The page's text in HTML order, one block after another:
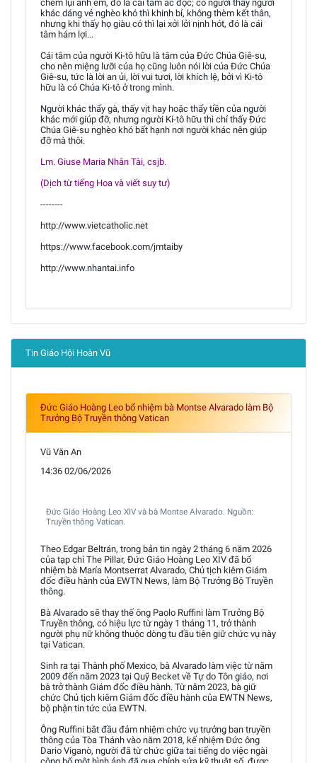
chém lụi anh em, đó là cái tâm ác độc; có người thấy người
khác dáng vẻ nghèo khó thì khinh bỉ, không thèm kết thân,
nhưng khi thấy họ giàu có thì lại xởi lởi nịnh hót, đó là cái
tâm hám lợi...
Cái tâm của người Ki-tô hữu là tâm của Đức Chúa Giê-su,
cho nên miệng lưỡi của họ cũng luôn nói lời của Đức Chúa
Giê-su, tức là lời an ủi, lời vui tươi, lời khích lệ, bởi vì Ki-tô
hữu là có Chúa Ki-tô ở trong mình.
Người khác thấy gà, thấy vịt hay hoặc thấy tiền của người
khác mới giúp đỡ, nhưng người Ki-tô hữu thì chỉ thấy Đức
Chúa Giê-su nghèo khó bất hạnh nơi người khác nên giúp
đỡ mà thôi.
Lm. Giuse Maria Nhân Tài, csjb.
(Dịch từ tiếng Hoa và viết suy tư)
--------
http://www.vietcatholic.net
https://www.facebook.com/jmtaiby
http://www.nhantai.info
Tin Giáo Hội Hoàn Vũ
Đức Giáo Hoàng Leo bổ nhiệm bà Montse Alvarado làm Bộ
Trưởng Bộ Truyền thông Vatican
Vũ Văn An
14:36 02/06/2026
Đức Giáo Hoàng Leo XIV và bà Montse Alvarado. Nguồn:
Truyền thông Vatican.
Theo Edgar Beltrán, trong bản tin ngày 2 tháng 6 năm 2026
của tạp chí The Pillar, Đức Giáo Hoàng Leo XIV đã bổ
nhiệm bà María Montserrat Alvarado, Chủ tịch kiêm Giám
đốc điều hành của EWTN News, làm Bộ Trưởng Bộ Truyền
thông.
Bà Alvarado sẽ thay thế ông Paolo Ruffini làm Trưởng Bộ
Truyền thông, có hiệu lực từ ngày 1 tháng 11, trở thành
người phụ nữ không thuộc dòng tu đầu tiên giữ chức vụ này
tại Vatican.
Sinh ra tại Thành phố Mexico, bà Alvarado làm việc từ năm
2009 đến năm 2023 tại Quỹ Becket về Tự do Tôn giáo, nơi
bà trở thành Giám đốc điều hành. Từ năm 2023, bà giữ
chức Chủ tịch kiêm Giám đốc điều hành của EWTN News,
bộ phận tin tức của EWTN.
Ông Ruffini bắt đầu đảm nhiệm chức vụ trưởng ban truyền
thông của Tòa Thánh vào năm 2018, kế nhiệm Đức ông
Dario Viganò, người đã từ chức giữa tai tiếng do việc ngài